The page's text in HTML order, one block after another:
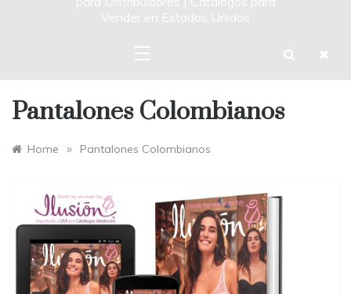
Vender en Estados Unidos
Pantalones Colombianos
Home » Pantalones Colombianos